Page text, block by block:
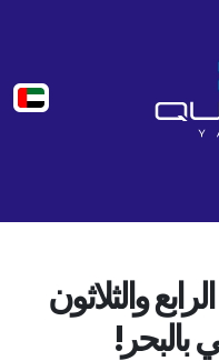
والثلاثون